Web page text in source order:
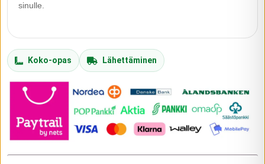
sinulle.
Koko-opas Lähettäminen